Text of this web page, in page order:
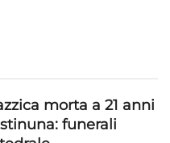
morta a 21 anni
funerali